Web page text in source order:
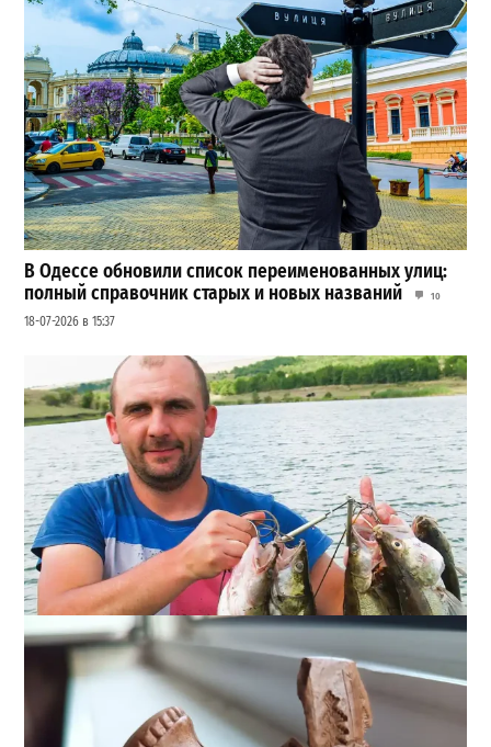
В Одессе обновили список переименованных улиц:
полный справочник старых и новых названий
10
18-07-2026 в 15:37
Как в Одесской области отметили День рыбака:
большие трофеи, искренние эмоции и яркие фото